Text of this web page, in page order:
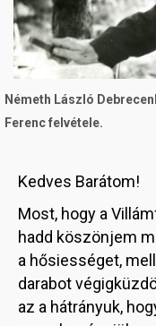
Németh László
Ferenc felvétele.
Kedves Barátom!
Most, hogy a
hadd köszönjem
a hősiességet,
darabot
az a hátrányuk,